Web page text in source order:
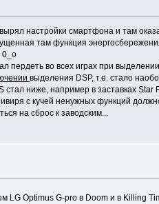
настройки смартфона и там
там функция
0_о
пердеть во всех играх при
выделения DSP, т.е. стало
стал ниже, например в заставках
с кучей ненужных функций
на сброс к заводским...
LG Optimus G-pro в Doom и в Killing